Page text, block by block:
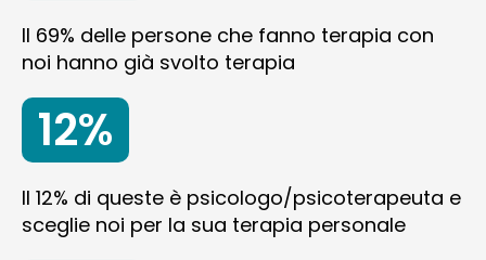
Il 69% delle persone che fanno terapia con
noi hanno già svolto terapia
12%
Il 12% di queste è psicologo/psicoterapeuta e
sceglie noi per la sua terapia personale